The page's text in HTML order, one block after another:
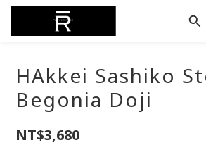
HAkkei Sashiko
Begonia Doji
NT$3,680